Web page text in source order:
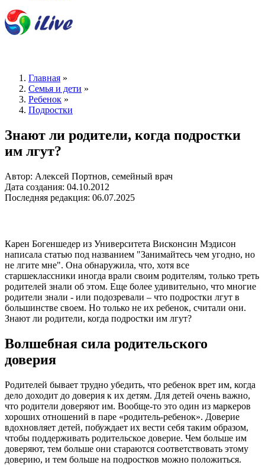
Главная »
Семья и дети »
Ребенок »
Подростки
Знают ли родители, когда подростки
им лгут?
Автор: Алексей Портнов, семейный врач
Дата создания: 04.10.2012
Последняя редакция: 06.07.2025
Карен Богеншедер из Университета Висконсин Мэдисон
написала статью под названием "Занимайтесь чем угодно, но
не лгите мне". Она обнаружила, что, хотя все
старшеклассники иногда врали своим родителям, только треть
родителей знали об этом. Еще более удивительно, что многие
родители знали - или подозревали – что подростки лгут в
большинстве своем. Но только не их ребенок, считали они.
Знают ли родители, когда подростки им лгут?
Волшебная сила родительского
доверия
Родителей бывает трудно убедить, что ребенок врет им, когда
дело доходит до доверия к их детям. Для детей очень важно,
что родители доверяют им. Вообще-то это один из маркеров
хороших отношений в паре «родитель-ребенок». Доверие
вдохновляет детей, побуждает их вести себя таким образом,
чтобы поддерживать родительское доверие. Чем больше им
доверяют, тем больше они стараются соответствовать этому
доверию, и тем больше на подростков можно положиться.